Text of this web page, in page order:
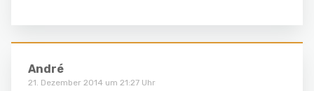
André
21. Dezember 2014 um 21:27 Uhr